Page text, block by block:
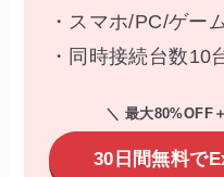
・スマホ/PC/ゲー
・同時接続台数10
＼ 最大80%OFF
30日間無料で